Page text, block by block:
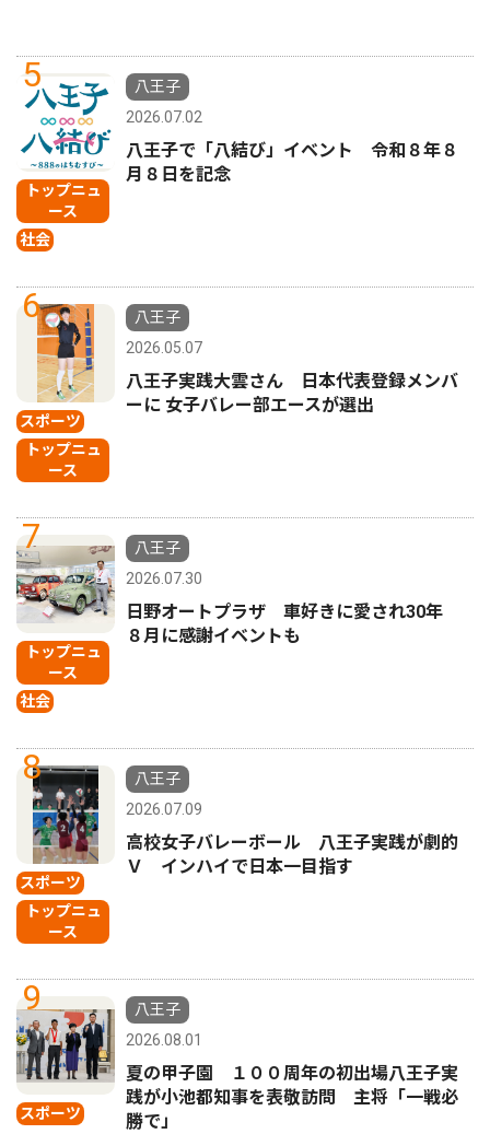
5
トップニュ
ース
社会
八王子
2026.07.02
八王子で「八結び」イベント 令和８年８
月８日を記念
6
スポーツ
トップニュ
ース
八王子
2026.05.07
八王子実践大雲さん 日本代表登録メンバ
ーに 女子バレー部エースが選出
7
トップニュ
ース
社会
八王子
2026.07.30
日野オートプラザ 車好きに愛され30年
８月に感謝イベントも
8
スポーツ
トップニュ
ース
八王子
2026.07.09
高校女子バレーボール 八王子実践が劇的
Ｖ インハイで日本一目指す
9
スポーツ
八王子
2026.08.01
夏の甲子園 １００周年の初出場八王子実
践が小池都知事を表敬訪問 主将「一戦必
勝で」